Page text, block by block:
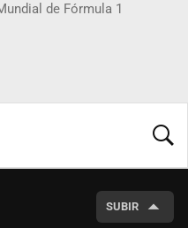
de Fórmula 1
SUBIR